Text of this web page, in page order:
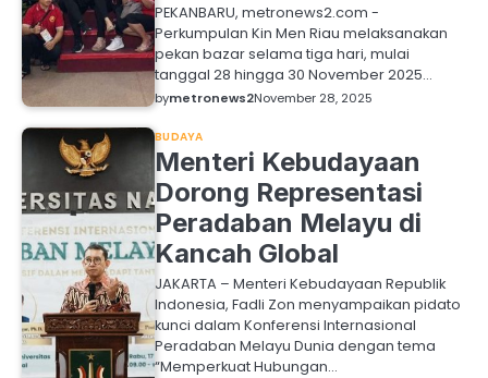
PEKANBARU, metronews2.com -
Perkumpulan Kin Men Riau melaksanakan
pekan bazar selama tiga hari, mulai
tanggal 28 hingga 30 November 2025…
bymetronews2November 28, 2025
BUDAYA
Menteri Kebudayaan
Dorong Representasi
Peradaban Melayu di
Kancah Global
JAKARTA – Menteri Kebudayaan Republik
Indonesia, Fadli Zon menyampaikan pidato
kunci dalam Konferensi Internasional
Peradaban Melayu Dunia dengan tema
“Memperkuat Hubungan…